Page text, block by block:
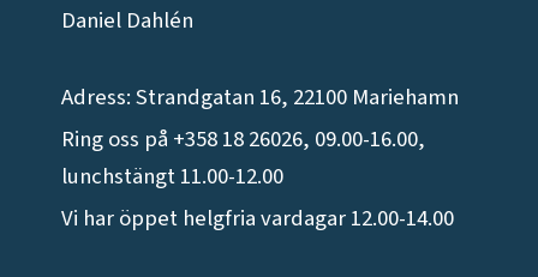
Daniel Dahlén
Adress: Strandgatan 16, 22100 Mariehamn
Ring oss på +358 18 26026, 09.00-16.00,
lunchstängt 11.00-12.00
Vi har öppet helgfria vardagar 12.00-14.00